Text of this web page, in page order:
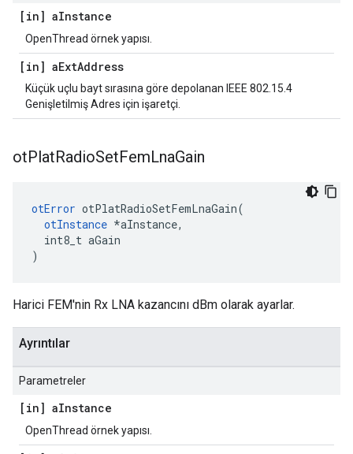
[in] aInstance
OpenThread örnek yapısı.
[in] aExtAddress
Küçük uçlu bayt sırasına göre depolanan IEEE 802.15.4
Genişletilmiş Adres için işaretçi.
otPlatRadioSetFemLnaGain
otError otPlatRadioSetFemLnaGain(
otInstance *aInstance,
int8_t aGain
)
Harici FEM'nin Rx LNA kazancını dBm olarak ayarlar.
Ayrıntılar
Parametreler
[in] aInstance
OpenThread örnek yapısı.